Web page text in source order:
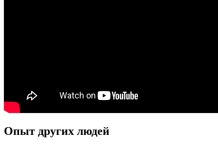
Опыт других людей